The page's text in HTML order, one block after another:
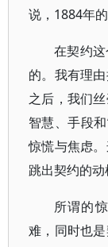
说，1884年
在契约
的。我有理
之后，我们
智慧、手段
惊慌与焦虑
跳出契约的动
所谓的
难，同时也